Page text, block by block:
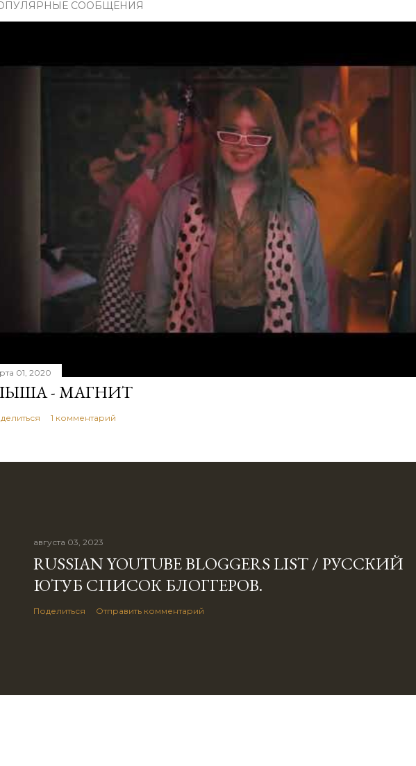
СООБЩЕНИЯ
01, 2020
- МАГНИТ
1 комментарий
августа 03, 2023
RUSSIAN YOUTUBE BLOGGERS LIST / РУССКИЙ
ЮТУБ СПИСОК БЛОГГЕРОВ.
Поделиться Отправить комментарий